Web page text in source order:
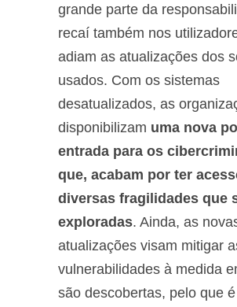
grande parte da
recaí também nos
adiam as atualizações dos
usados. Com os sistemas
desatualizados, as
disponibilizam uma nova
entrada para os
que, acabam por ter
diversas fragilidades que
exploradas. Ainda, as
atualizações visam mitigar
vulnerabilidades à medida
são descobertas, pelo que